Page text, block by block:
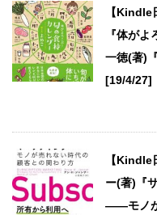
【Kindle
『体が
一徳(著)
[19/4/27]
【Kindle
ー(著)『
――モノが